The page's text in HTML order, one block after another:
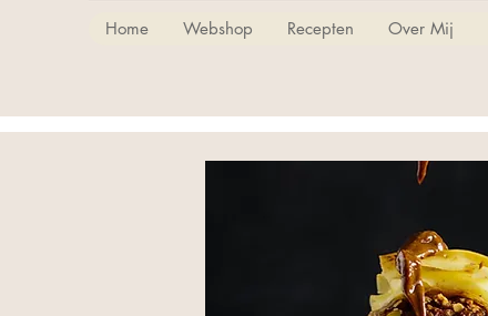
Home Webshop Recepten Over Mij